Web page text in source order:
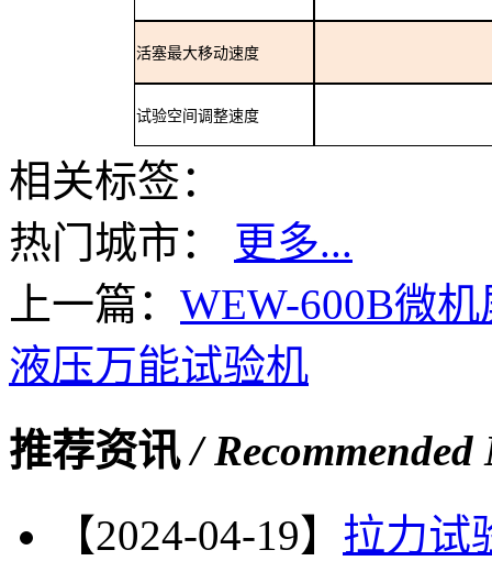
活塞最大移动速度
试验空间调整速度
相关标签：
热门城市： 更多...
上一篇： WEW-600B微
液压万能试验机
推荐资讯/ Recommended
【2024-04-19】 拉力试